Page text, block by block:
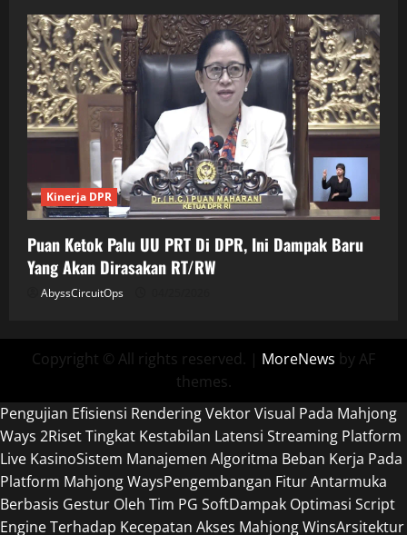
Kinerja DPR
Puan Ketok Palu UU PRT Di DPR, Ini Dampak Baru
Yang Akan Dirasakan RT/RW
AbyssCircuitOps
Copyright © All rights reserved. | MoreNews by AF
themes.
Pengujian Efisiensi Rendering Vektor Visual Pada Mahjong
Ways 2Riset Tingkat Kestabilan Latensi Streaming Platform
Live KasinoSistem Manajemen Algoritma Beban Kerja Pada
Platform Mahjong WaysPengembangan Fitur Antarmuka
Berbasis Gestur Oleh Tim PG SoftDampak Optimasi Script
Engine Terhadap Kecepatan Akses Mahjong WinsArsitektur